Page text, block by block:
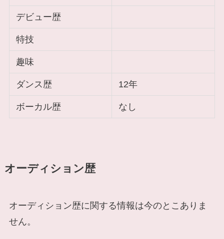
デビュー歴
特技
趣味
ダンス歴 12年
ボーカル歴 なし
オーディション歴
オーディション歴に関する情報は今のとこありま
せん。